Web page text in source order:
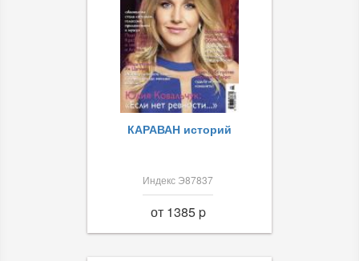
КАРАВАН историй
Индекс Э87837
от 1385 p